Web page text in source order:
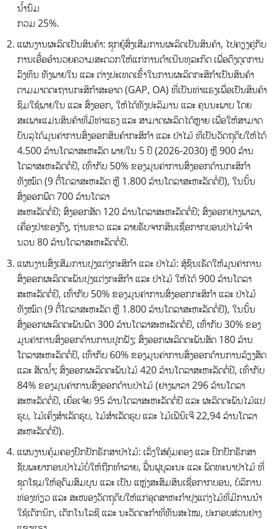
ນໍ້ານົມ
ກວມ 25%.
ແຜນງານຜະລິດເປັນສິນຄ້າ: ຊຸກຍູ້ສົ່ງເສີມການຜະລິດເປັນສິນຄ້າ, ໄປຄຽງຄູ່ກັບ
ການເອື້ອອໍານວຍຄວາມສະດວກໃຫ້ແກ່ການດໍາເນີນທຸລະກິດ ເພື່ອດຶງດູດການ
ລົງທຶນ ທັງພາຍໃນ ແລະ ຕ່າງປະເທດເຂົ້າໃນການຜະລິດກະສິກໍາເປັນສິນຄ້າ
ຕາມມາດຕະຖານກະສິກໍາສະອາດ (GAP, OA) ທີ່ເປັນທ່າແຮງເພື່ອເປັນສິນຄ້າ
ຊົມໃຊ້ພາຍໃນ ແລະ ສົ່ງອອກ, ໃຫ້ໄດ້ທັງປະລິມານ ແລະ ຄຸນນະພາບ ໂດຍ
ສະເພາະແມ່ນສິນຄ້າທີ່ມີທ່າແຮງ ແລະ ສາມາດຜະລິດໄດ້ຫຼາຍ ເພື່ອໃຫ້ສາມາດ
ບັນລຸໄດ້ມູນຄ່າການສົ່ງອອກສິນຄ້າກະສິກໍາ ແລະ ປ່າໄມ້ ທີ່ເປັນວັດຖຸດິບໃຫ້ໄດ້
4.500 ລ້ານໂດລາສະຫະລັດ ພາຍໃນ 5 ປີ (2026-2030) ຫຼື 900 ລ້ານ
ໂດລາສະຫະລັດຕໍ່ປີ, ເທົ່າກັບ 50% ຂອງມູນຄ່າການສົ່ງອອກດ້ານກະສິກໍາ
ທັງໝົດ (9 ຕື້ໂດລາສະຫະລັດ ຫຼື 1.800 ລ້ານໂດລາສະຫະລັດຕໍ່ປີ), ໃນນັ້ນ
ສົ່ງອອກພືດ 700 ລ້ານໂດລາ
ສະຫະລັດຕໍ່ປີ; ສົ່ງອອກສັດ 120 ລ້ານໂດລາສະຫະລັດຕໍ່ປີ; ສົ່ງອອກຢາງພາລາ,
ເຄື່ອງປ່າຂອງດົງ, ຖ່ານຂາວ ແລະ ລາຍຮັບຈາກສິນເຊື່ອກາກບອນປ່າໄມ້ຈໍາ
ນວນ 80 ລ້ານໂດລາສະຫະລັດຕໍ່ປີ.
ແຜນງານສົ່ງເສີມການປຸງແຕ່ງກະສິກໍາ ແລະ ປ່າໄມ້: ສູ້ຊົນເຮັດໃຫ້ມູນຄ່າການ
ສົ່ງອອກຜະລິດຕະພັນປຸງແຕ່ງກະສິກໍາ ແລະ ປ່າໄມ້ ໃຫ້ໄດ້ 900 ລ້ານໂດລາ
ສະຫະລັດຕໍ່ປີ, ເທົ່າກັບ 50% ຂອງມູນຄ່າການສົ່ງອອກກະສິກໍາ ແລະ ປ່າໄມ້
ທັງໝົດ (9 ຕື້ໂດລາສະຫະລັດ ຫຼື 1.800 ລ້ານໂດລາສະຫະລັດຕໍ່ປີ), ໃນນັ້ນ
ສົ່ງອອກຜະລິດຕະພັນພືດ 300 ລ້ານໂດລາສະຫະລັດຕໍ່ປີ, ເທົ່າກັບ 30% ຂອງ
ມູນຄ່າການສົ່ງອອກດ້ານການປູກຝັງ; ສົ່ງອອກຜະລິດຕະພັນສັດ 180 ລ້ານ
ໂດລາສະຫະລັດຕໍ່ປີ, ເທົ່າກັບ 60% ຂອງມູນຄ່າການສົ່ງອອກດ້ານການລ້ຽງສັດ
ແລະ ສັດນໍ້າ; ສົ່ງອອກຜະລິດຕະພັນໄມ້ 420 ລ້ານໂດລາສະຫະລັດຕໍ່ປີ, ເທົ່າກັບ
84% ຂອງມູນຄ່າການສົ່ງອອກດ້ານປ່າໄມ້ (ຢາງພາລາ 296 ລ້ານໂດລາ
ສະຫະລັດຕໍ່ປີ, ເຍື່ອເຈ້ຍ 95 ລ້ານໂດລາສະຫະລັດຕໍ່ປີ ແລະ ຜະລິດຕະພັນໄມ້ແປ
ຮູບ, ໄມ້ເຄິ່ງສໍາເລັດຮູບ, ໄມ້ສໍາເລັດຮູບ ແລະ ໄມ້ເຟີນິເຈີ 22,94 ລ້ານໂດລາ
ສະຫະລັດຕໍ່ປີ).
ແຜນງານຄຸ້ມຄອງປົກປັກຮັກສາປ່າໄມ້: ເລັ່ງໃສ່ຄຸ້ມຄອງ ແລະ ປົກປັກຮັກສາ
ຊັບພະຍາກອນປ່າໄມ້ບໍ່ໃຫ້ຖືກທໍາລາຍ, ຟື້ນຟູບູລະນະ ແລະ ພັດທະນາປ່າໄມ້ ທີ່
ຊຸດໂຊມໃຫ້ອຸດົມສົມບູນ ແລະ ເປັນ ແຫຼ່ງສະສົມສິນເຊື່ອກາກບອນ, ບໍລິການ
ທ່ອງທ່ຽວ ແລະ ສະໜອງວັດຖຸດິບໃຫ້ແກ່ອຸດສາຫະກໍາປຸງແຕ່ງໄມ້ທີ່ມີການນໍາ
ໃຊ້ເຕັກນິກ, ເຕັກໂນໂລຊີ ແລະ ນະວັດຕະກໍາທີ່ທັນສະໄໝ, ປະກອບສ່ວນຢ່າງ